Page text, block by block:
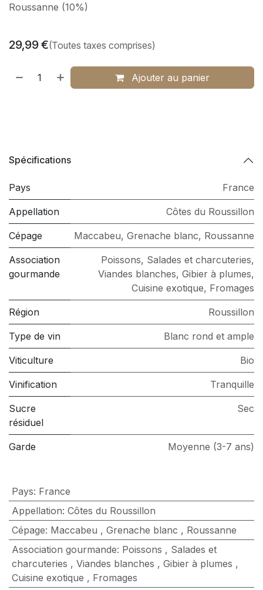
Roussanne (10%)
29,99€(Toutes taxes comprises)
Ajouter au panier
Spécifications
Pays France
Appellation Côtes du Roussillon
Cépage Maccabeu, Grenache blanc, Roussanne
Association
gourmande
Poissons, Salades et charcuteries,
Viandes blanches, Gibier à plumes,
Cuisine exotique, Fromages
Région Roussillon
Type de vin Blanc rond et ample
Viticulture Bio
Vinification Tranquille
Sucre
résiduel
Sec
Garde Moyenne (3-7 ans)
Pays: France
Appellation: Côtes du Roussillon
Cépage: Maccabeu , Grenache blanc , Roussanne
Association gourmande: Poissons , Salades et
charcuteries , Viandes blanches , Gibier à plumes ,
Cuisine exotique , Fromages